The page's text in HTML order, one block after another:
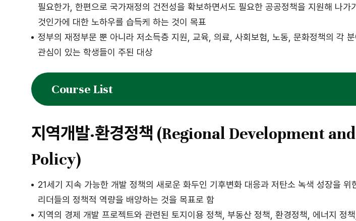
필요한가, 한편으로 국가재정의 건전성을 확보하면서도 필요한 공공정책을 지원해 나
것인가에 대한 노하우를 습득케 하는 것이 목표
정부의 재정부문 뿐 아니라 저소득층 지원, 교육, 의료, 사회보험, 노동, 문화정책의 각
관심이 있는 학생들이 주된 대상
Course List
지역개발·환경정책 (Regional Development
Policy)
21세기 지속 가능한 개발 정책의 새로운 화두인 기후변화 대응과 저탄소 녹색 성장을 위
리더들의 정책적 역량을 배양하는 것을 목표로 함
지역의 경제 개발 프로젝트와 관련된 토지이용 정책, 부동산 정책, 환경정책, 에너지 정